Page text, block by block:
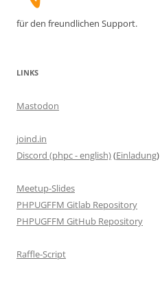
für den freundlichen Support.
LINKS
Mastodon
joind.in
Discord (phpc - english)(Einladung)
Meetup-Slides
PHPUGFFM Gitlab Repository
PHPUGFFM GitHub Repository
Raffle-Script